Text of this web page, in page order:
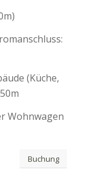
(Küche,
Wohnwagen
Buchung